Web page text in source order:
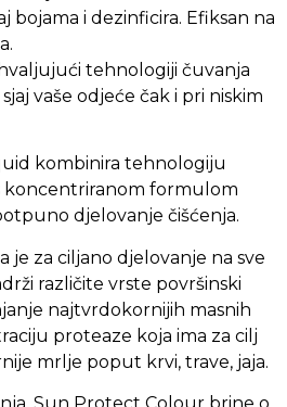
bojama i dezinficira. Efiksan na
tehnologiji čuvanja
vaše odjeće čak i pri niskim
kombinira tehnologiju
koncentriranom formulom
djelovanje čišćenja.
je za ciljano djelovanje na sve
različite vrste površinski
najtvrdokornijih masnih
proteaze koja ima za cilj
mrlje poput krvi, trave, jaja.